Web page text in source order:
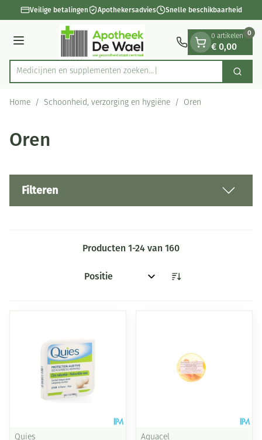
Ga naar de inhoud
1 van 1Veilige betalingen Apothekersadvies Snelle beschikbaarheid
Menu
Product, merk, categorie...
Medicijnen en supp Zoek
0 artikelen
€ 0,00
0
Home / Schoonheid, verzorging en hygiëne / Oren
Oren
Filteren
Producten 1-24 van 160
Sorteer op:
Quies Aquacel